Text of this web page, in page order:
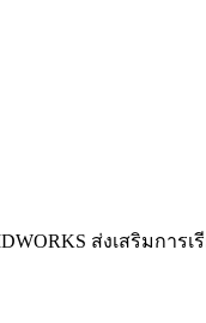
ส่งเสริมการ